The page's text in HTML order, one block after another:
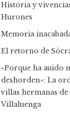
Historia y
Hurones
Memoria
El retorno de
«Porque ha auido
deshorden»: La
villas hermanas
Villaluenga